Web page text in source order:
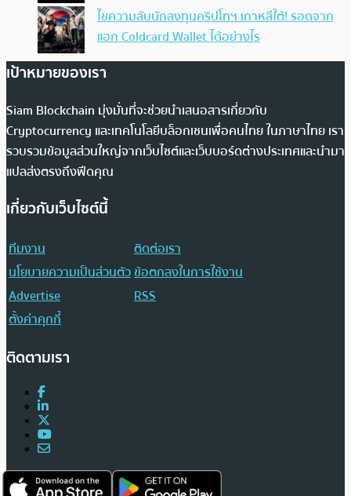
ไขความลับนักลงทุนคริปโทฯ เกาหลีใต้! รอดจาก
แฮก Coldcard Wallet ได้อย่างไร
เป้าหมายของเรา
Siam Blockchain มุ่งมั่นที่จะช่วยนำเสนอสารเกี่ยวกับ
Cryptocurrency และเทคโนโลยีบล็อกเชนเพื่อคนไทย ในภาษาไทย เรา
รวบรวมข้อมูลส่วนใหญ่จากเว็บไซต์และเว็บบอร์ดต่างประเทศและนำมา
แปลส่งตรงถึงฟีดคุณ
เกี่ยวกับเว็บไซต์นี้
ทีมงาน
ติดต่อเรา
นโยบายความเป็นส่วนตัวข้อตกลงในการใช้งาน
Advertise
RSS
ตั้งค่าคุกกี้
ติดตามเรา